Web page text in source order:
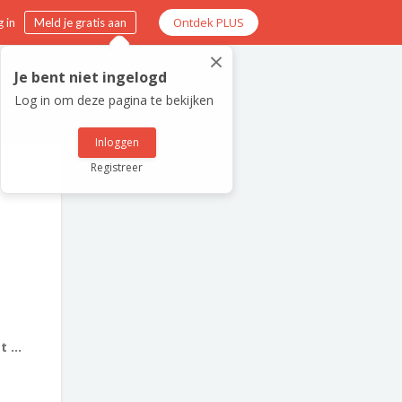
in Meld je gratis aan Ontdek PLUS
×
Je bent niet ingelogd
Log in om deze pagina te bekijken
Inloggen
Registreer
...